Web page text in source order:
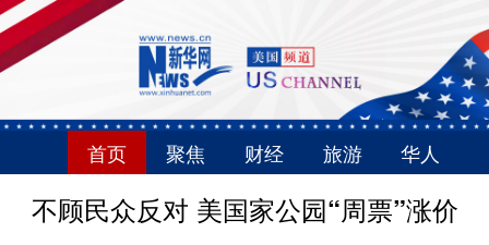
首页 聚焦 财经 旅游 华人
不顾民众反对 美国家公园“周票”涨价